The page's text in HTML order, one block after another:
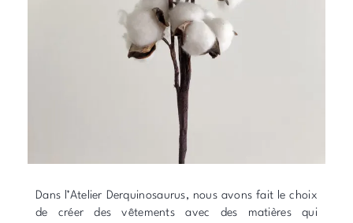
Dans l’Atelier Derquinosaurus, nous avons fait le choix
de créer des vêtements avec des matières qui